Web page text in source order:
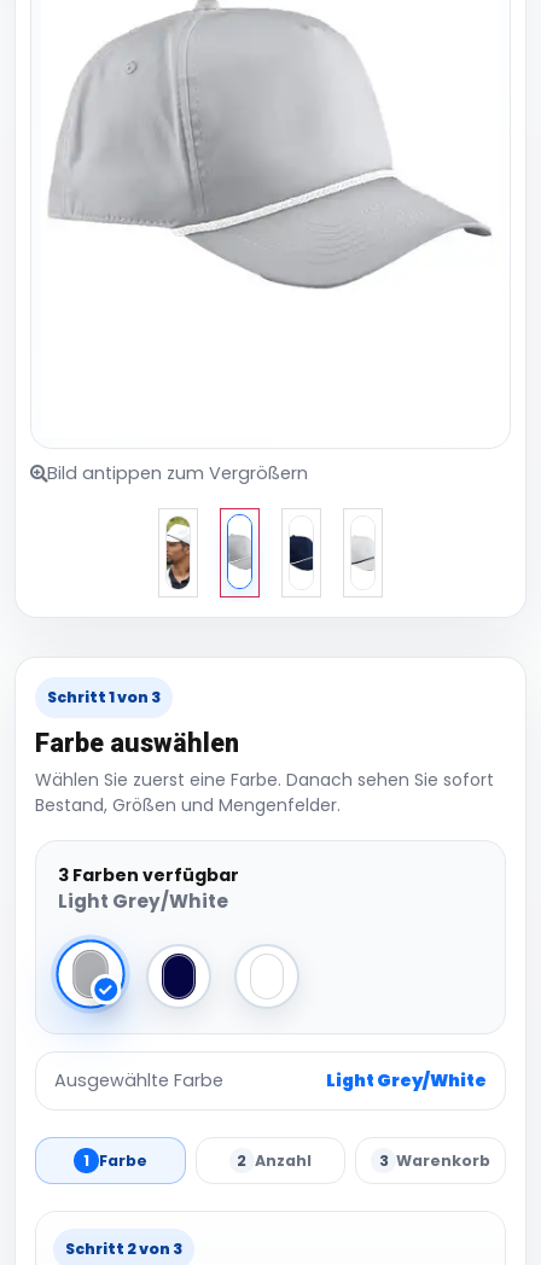
Bild antippen zum Vergrößern
Schritt 1 von 3
Farbe auswählen
Wählen Sie zuerst eine Farbe. Danach sehen Sie sofort
Bestand, Größen und Mengenfelder.
3 Farben verfügbar
Light Grey/White
Light Grey/White
Navy/White white/navy
Ausgewählte Farbe Light Grey/White
1 Farbe 2 Anzahl 3 Warenkorb
Schritt 2 von 3